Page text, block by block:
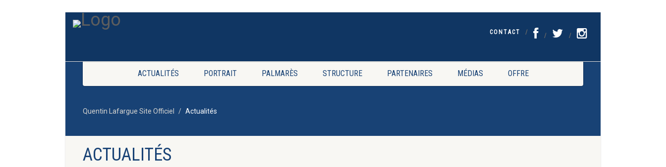
CONTACT
ACTUALITÉS PORTRAIT PALMARÈS STRUCTURE PARTENAIRES MÉDIAS OFFRE
Quentin Lafargue Site Officiel Actualités
ACTUALITÉS